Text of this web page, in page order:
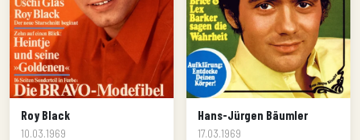
Roy Black
10.03.1969
Hans-Jürgen Bäumler
17.03.1969